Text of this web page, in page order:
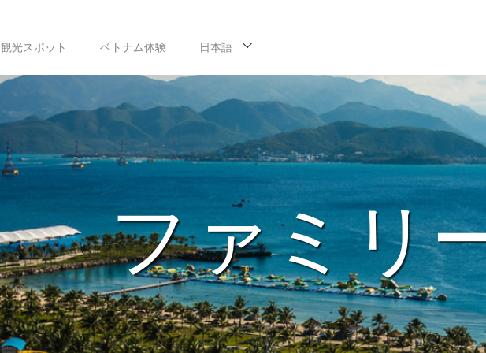
観光スポット ベトナム体験 日本語
ファミリ